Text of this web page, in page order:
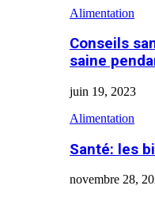
Alimentation
Conseils
saine
juin 19, 2023
Alimentation
Santé: les
novembre 28,